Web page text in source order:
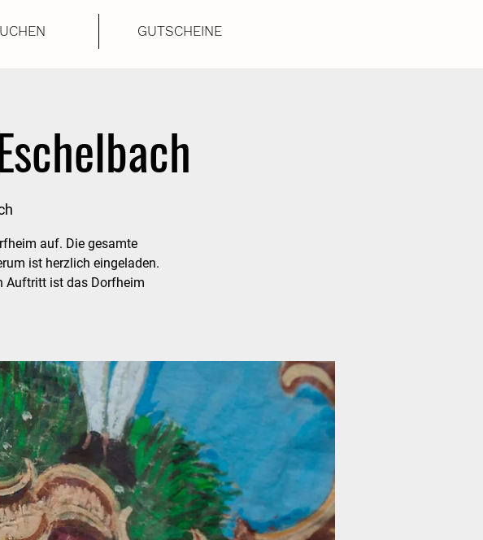
GUTSCHEINE
auf. Die gesamte
ist herzlich eingeladen.
Auftritt ist das Dorfheim